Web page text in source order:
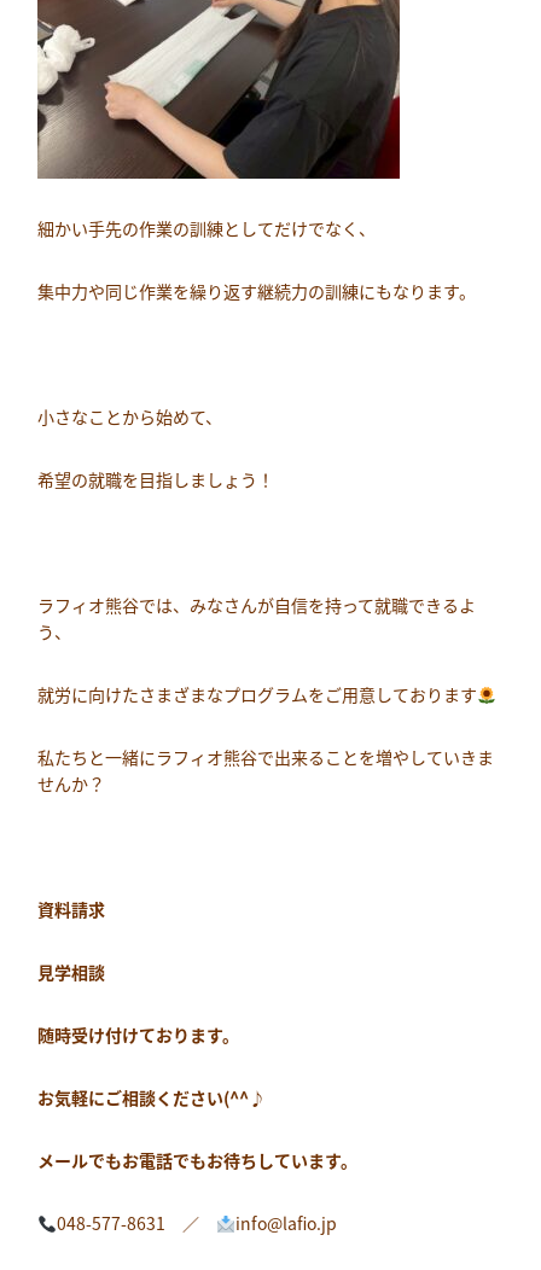
細かい手先の作業の訓練としてだけでなく、
集中力や同じ作業を繰り返す継続力の訓練にもなります。
小さなことから始めて、
希望の就職を目指しましょう！
ラフィオ熊谷では、みなさんが自信を持って就職できるよ
う、
就労に向けたさまざまなプログラムをご用意しております
私たちと一緒にラフィオ熊谷で出来ることを増やしていきま
せんか？
資料請求
見学相談
随時受け付けております。
お気軽にご相談ください(^^♪
メールでもお電話でもお待ちしています。
048-577-8631 ／ info@lafio.jp